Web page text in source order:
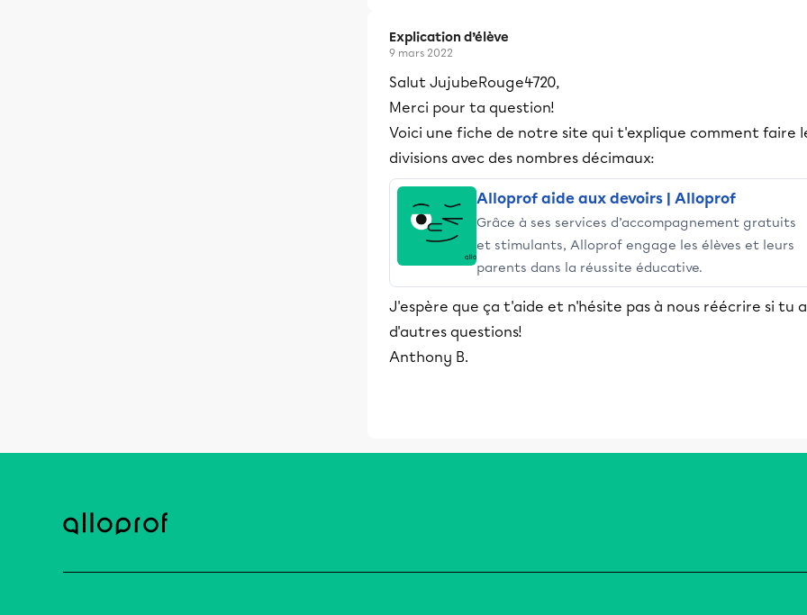
Explication d’élève
9 mars 2022
Salut JujubeRouge4720,
Merci pour ta question!
Voici une fiche de notre site qui t'explique comment faire
divisions avec des nombres décimaux:
Alloprof aide aux devoirs | Alloprof
Grâce à ses services d’accompagnement gratuits
et stimulants, Alloprof engage les élèves et leurs
parents dans la réussite éducative.
J'espère que ça t'aide et n'hésite pas à nous réécrire si tu
d'autres questions!
Anthony B.